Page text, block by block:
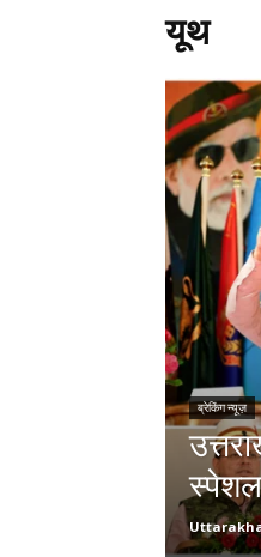
यूथ
ब्रेकिंग न्यूज़